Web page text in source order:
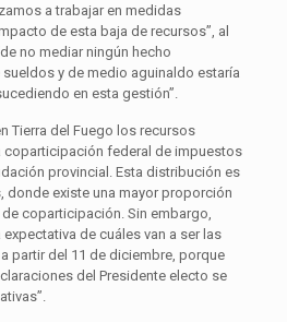
a trabajar en medidas
de esta baja de recursos”, al
no mediar ningún hecho
y de medio aguinaldo estaría
en esta gestión”.
Tierra del Fuego los recursos
coparticipación federal de impuestos
provincial. Esta distribución es
donde existe una mayor proporción
coparticipación. Sin embargo,
de cuáles van a ser las
partir del 11 de diciembre, porque
del Presidente electo se